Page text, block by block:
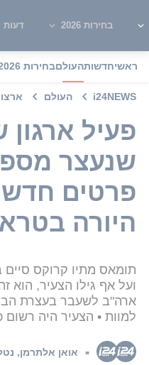
בחירות 2026 דעות
ראשיחדשותהעולםבחירות 2026
i24NEWS העולם
פעיל
שנעצר
פרטים
היורה
תומאס מתיו קרוקס סיים
ועל אף גילו הצעיר, הוא
ארה"ב לשעבר בעצרת
למוות • הצעיר היה רשום
■ אואן אלתרמן,